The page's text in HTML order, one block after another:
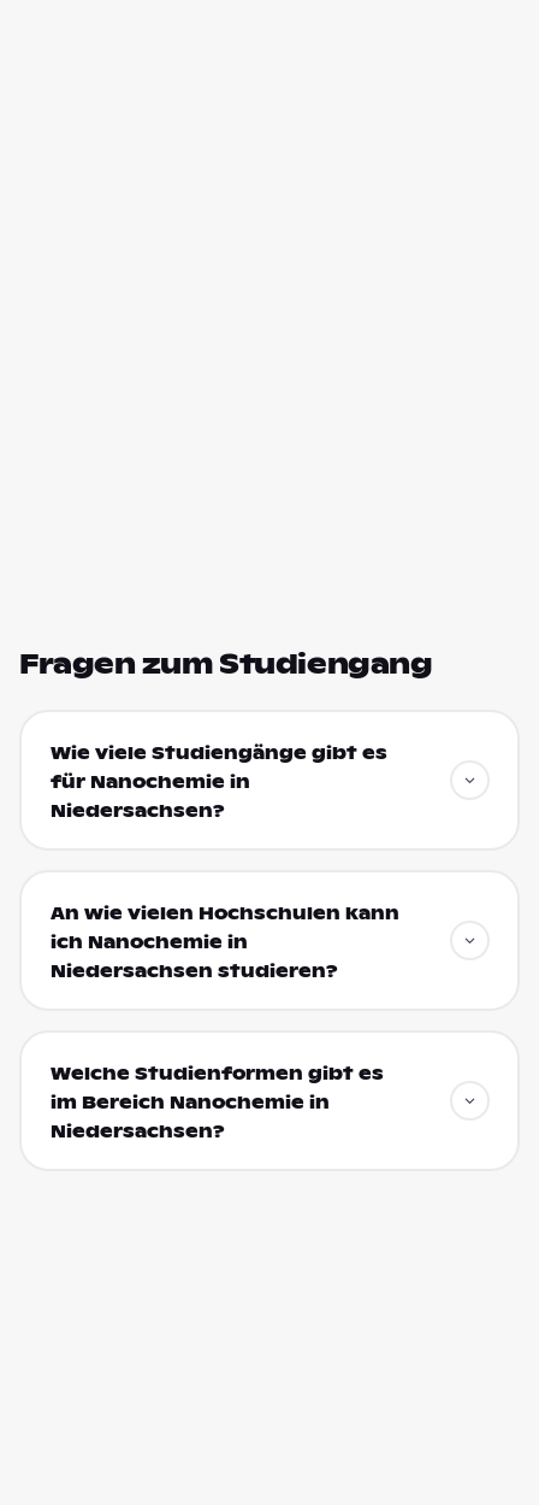
Fragen zum Studiengang
Wie viele Studiengänge gibt es
für Nanochemie in
Niedersachsen?
An wie vielen Hochschulen kann
ich Nanochemie in
Niedersachsen studieren?
Welche Studienformen gibt es
im Bereich Nanochemie in
Niedersachsen?